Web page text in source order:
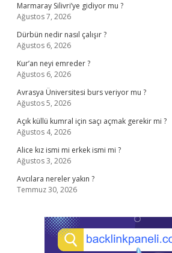
Marmaray Silivri’ye gidiyor mu ?
Ağustos 7, 2026
Dürbün nedir nasıl çalışır ?
Ağustos 6, 2026
Kur’an neyi emreder ?
Ağustos 6, 2026
Avrasya Üniversitesi burs veriyor mu ?
Ağustos 5, 2026
Açık küllü kumral için saçı açmak gerekir mi ?
Ağustos 4, 2026
Alice kız ismi mi erkek ismi mi ?
Ağustos 3, 2026
Avcılara nereler yakın ?
Temmuz 30, 2026